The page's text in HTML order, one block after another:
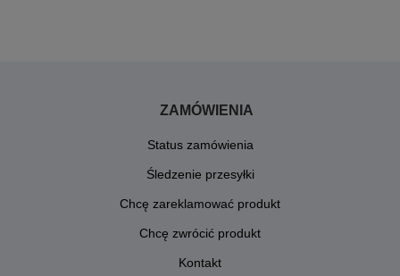
ZAMÓWIENIA
Status zamówienia
Śledzenie przesyłki
Chcę zareklamować produkt
Chcę zwrócić produkt
Kontakt